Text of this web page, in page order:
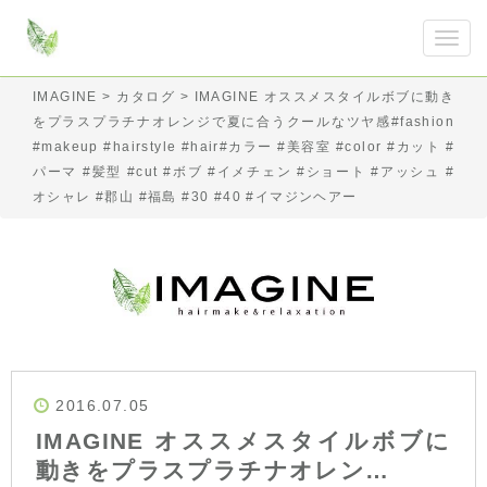
IMAGINE > カタログ >
IMAGINE オススメスタイルボブに動き
をプラスプラチナオレンジで夏に合うクールなツヤ感#fashion
#makeup #hairstyle #hair#カラー #美容室 #color #カット #
パーマ #髪型 #cut #ボブ #イメチェン #ショート #アッシュ #
オシャレ #郡山 #福島 #30 #40 #イマジンヘアー
2016.07.05
IMAGINE オススメスタイルボブに
動きをプラスプラチナオレン…